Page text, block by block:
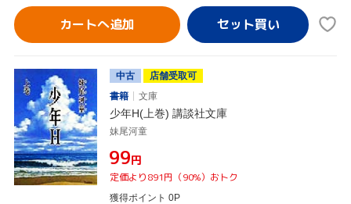
カートへ追加
中古
店舗受取可
書籍
文庫
少年H(上巻) 講談社文庫
妹尾河童
¥99円
定価より891円（90%）おトク
獲得ポイント 0P